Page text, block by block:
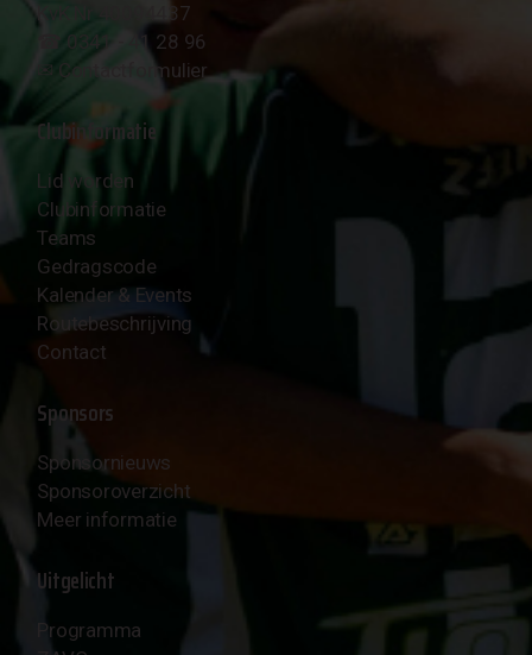
KvK Nr 40094437
☎︎ 0341 - 41 28 96
✉︎ Contactformulier
Clubinformatie
Lid worden
Clubinformatie
Teams
Gedragscode
Kalender & Events
Routebeschrijving
Contact
Sponsors
Sponsornieuws
Sponsoroverzicht
Meer informatie
Uitgelicht
Programma